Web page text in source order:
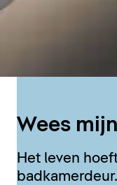
Wees
Het leven